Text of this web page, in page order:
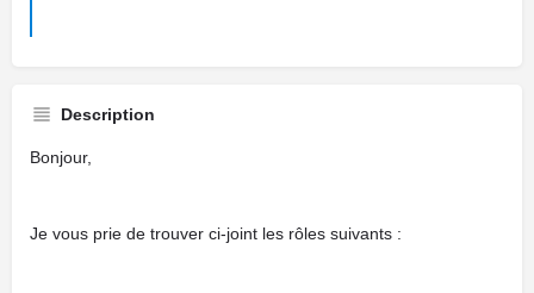
Description
Bonjour,
Je vous prie de trouver ci-joint les rôles suivants :